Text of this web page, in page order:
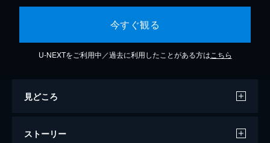
今すぐ観る
U-NEXTをご利用中／過去に利用したことがある方は こちら
見どころ
ストーリー